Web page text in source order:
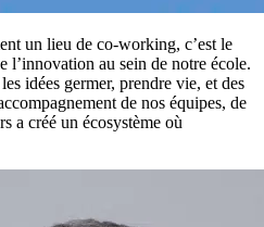
un lieu de co-working, c’est le
l’innovation au sein de notre école.
idées germer, prendre vie, et des
de nos équipes, de
a créé un écosystème où